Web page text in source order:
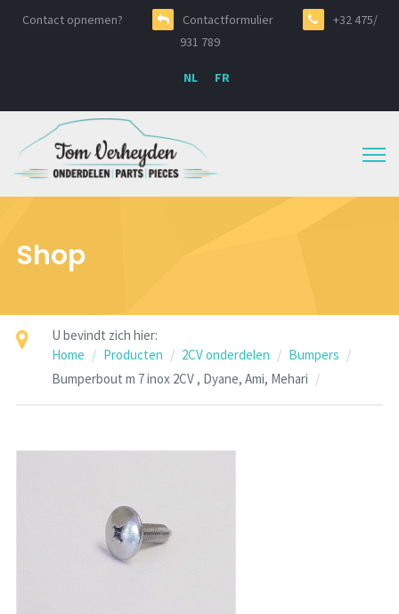
Contact opnemen? Contactformulier
+32 475/
931 789
NL FR
Shop
U bevindt zich hier:
Home
Producten 2CV onderdelen
Bumpers
Bumperbout m 7 inox 2CV , Dyane, Ami, Mehari